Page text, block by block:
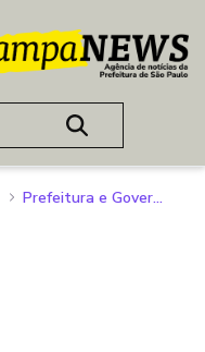
Prefeitura e Governo do Estado entregam 222 apartamentos na Mooca e ampliam programa habitacional da capital